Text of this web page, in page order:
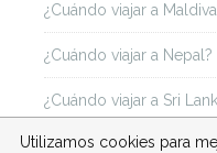
¿Cuándo viajar a
¿Cuándo viajar a Nepal?
¿Cuándo viajar a Sri
Utilizamos cookies para